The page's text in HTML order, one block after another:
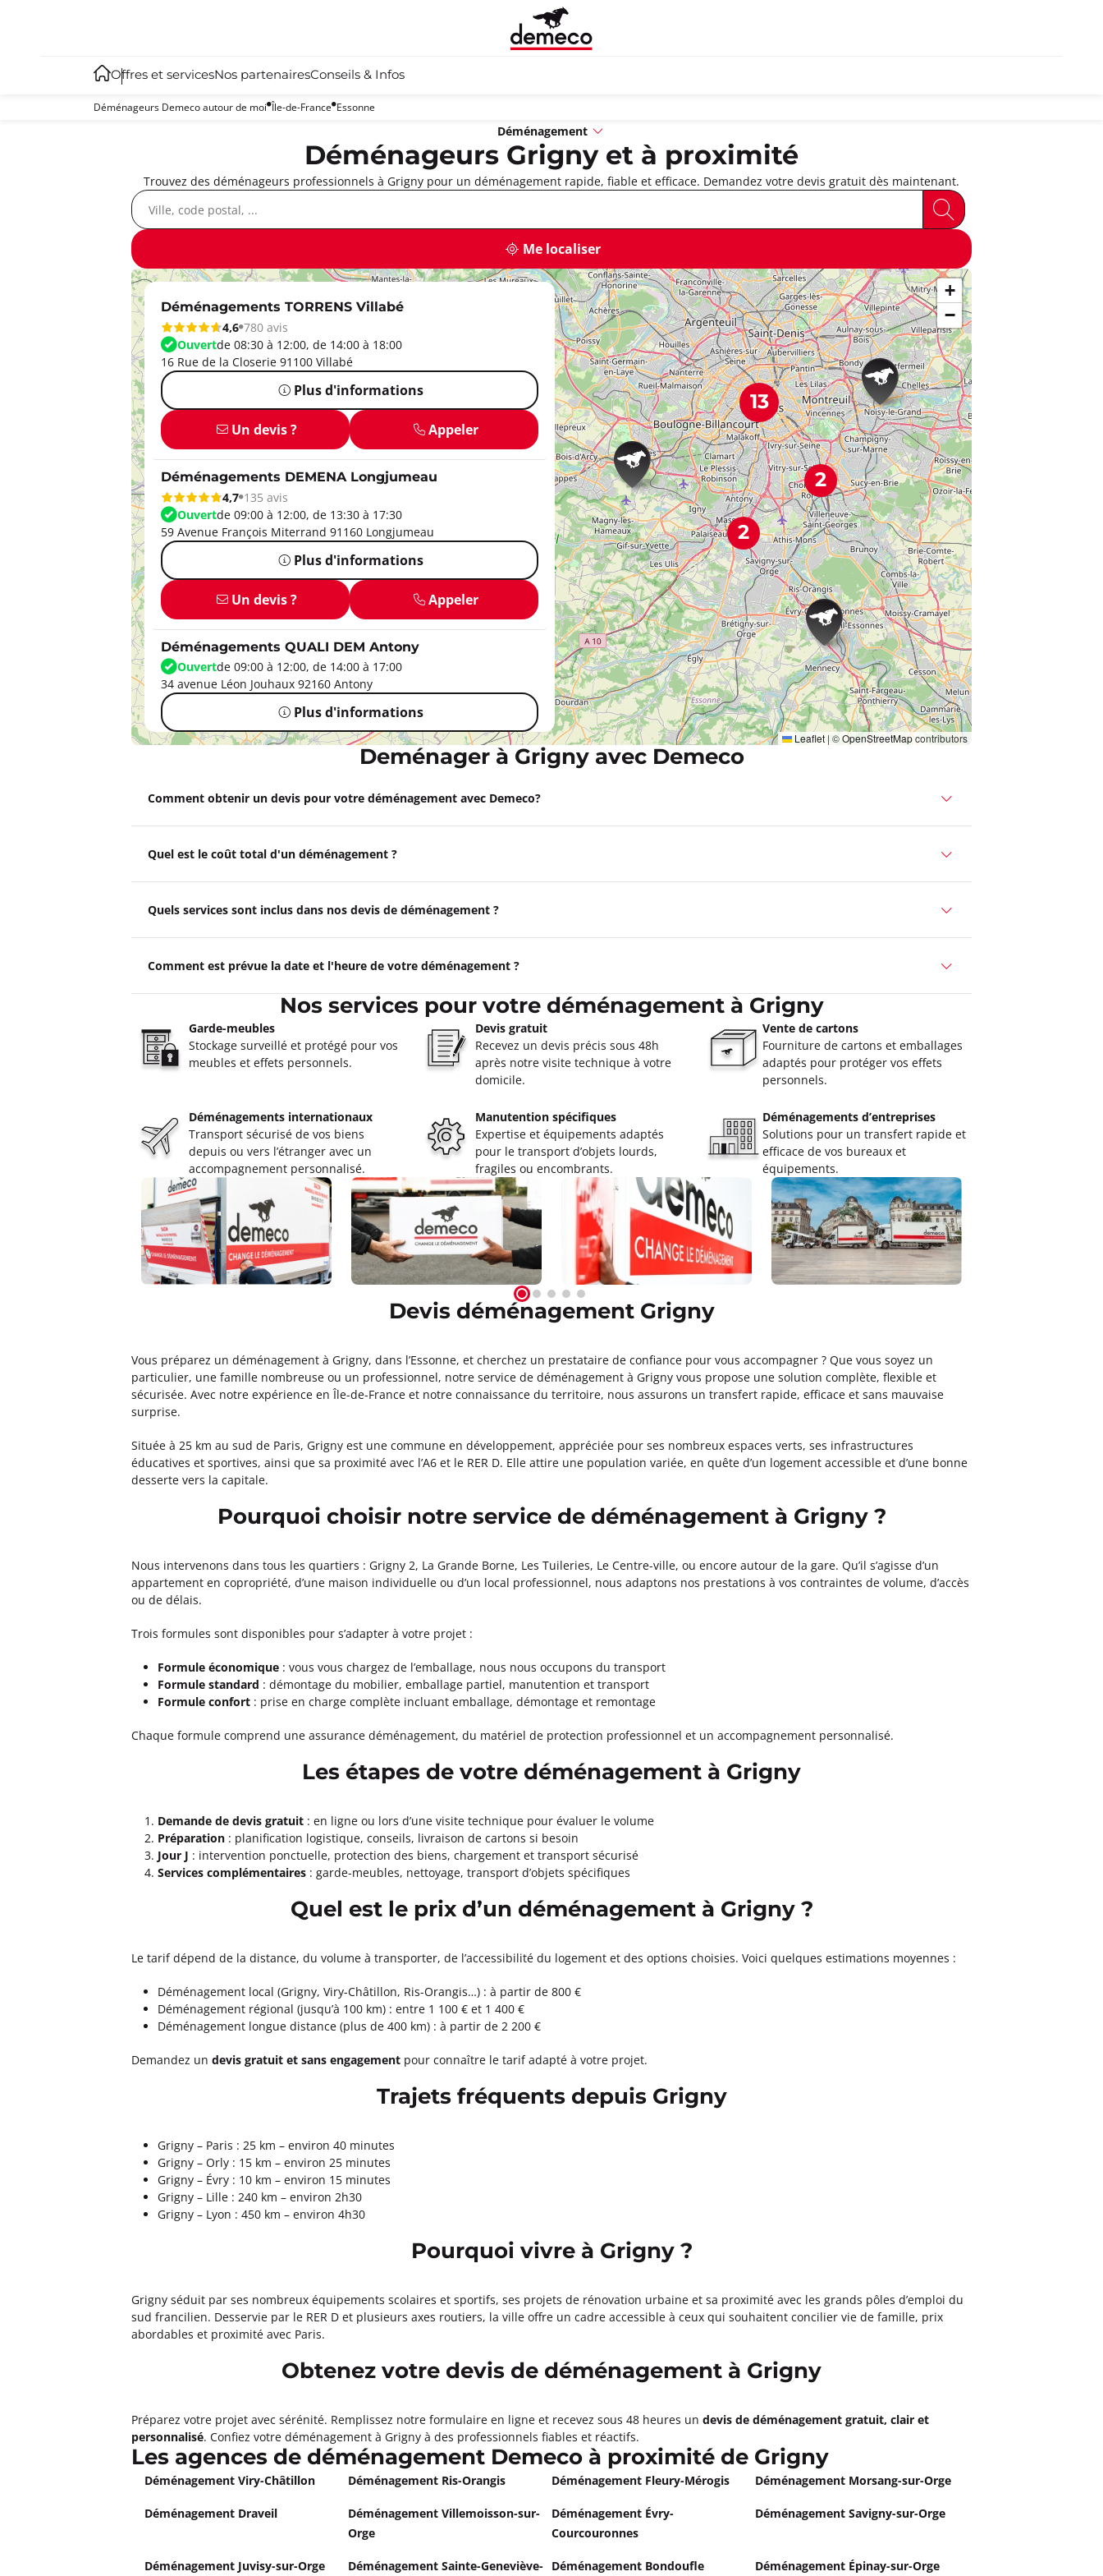
Offres et servicesNos partenairesConseils & Infos
Déménageurs Demeco autour de moi Île-de-France Essonne
Déménagement
Déménageurs Grigny et à proximité
Trouvez des déménageurs professionnels à Grigny pour un déménagement rapide, fiable et efficace. Demandez votre devis gratuit dès maintenant.
Me localiser
Déménagements TORRENS Villabé
4,6 780 avis
Ouvertde 08:30 à 12:00, de 14:00 à 18:00
16 Rue de la Closerie 91100 Villabé
Plus d'informations
Un devis ? Appeler
Déménagements DEMENA Longjumeau
4,7 135 avis
Ouvertde 09:00 à 12:00, de 13:30 à 17:30
59 Avenue François Miterrand 91160 Longjumeau
Plus d'informations
Un devis ? Appeler
Déménagements QUALI DEM Antony
Ouvertde 09:00 à 12:00, de 14:00 à 17:00
34 avenue Léon Jouhaux 92160 Antony
Plus d'informations
Appeler
Déménagements DMD Valenton
5, place Henri Moissan 94460 Valenton
Plus d'informations
Appeler
Déménagements TEILLOT Vitry
de 09:00 à 12:30, de 13:30 à 18:00
80 Rue de Seine 94400 Vitry-Sur-Seine
Plus d'informations
Déménagements DIDIER CHEVRIER Paris 13ème
4,6
161 avis
Ouvertde 09:00 à 12:00, de 14:00 à 18:00
90, boulevard Auguste Blanqui 75013 Paris
Plus d'informations
Un devis ? Appeler
Déménagements DMD Paris 12ème
65 Boulevard de Reuilly 75012 Paris
Plus d'informations
Déménagements SEEGMULLER Paris 14ème
218 boulevard Raspail 75014 Paris
Un devis ? Appeler
Déménagements QUALI DEM Paris 15ème
Ouvertde 08:30 à 12:00, de 14:00 à 17:30
3 rue De L'Amiral Roussin 75015 Paris
Plus d'informations
4,5 147 avis
Ouvertde 09:00 à 12:30, de 13:30 à 18:00
63 avenue Edouard vaillant 92100 Boulogne-Billancourt
Plus d'informations
Déménagements DIDIER CHEVRIER Paris 1er
4,8 40 avis
Ouvertde 09:00 à 12:00, de 14:00 à 18:00
2 Rue Jean Lantier 75001 Paris
Plus d'informations
Appeler
Déménagements TORRENS OUDINOT Paris 7ème
4,6
165 avis
Ouvertde 08:30 à 12:00, de 14:00 à 18:00
25 avenue De Tourville 75007 Paris
Plus d'informations
Appeler
Déménagements A LA VERSAILLAISE DE
DEMENAGEMENTS Buc
de 08:30 à 16:30
Plus d'informations
Un devis ? Appeler
4,9 106 avis
de 08:30 à 12:00, de 14:00 à 18:00
2
2
13
+
−
Leaflet | ©OpenStreetMapcontributors
Deménager à Grigny avec Demeco
Comment obtenir un devis pour votre déménagement avec Demeco?
Quel est le coût total d'un déménagement ?
Quels services sont inclus dans nos devis de déménagement ?
Comment est prévue la date et l'heure de votre déménagement ?
Nos services pour votre déménagement à Grigny
Garde-meubles
Stockage surveillé et protégé pour vos
meubles et effets personnels.
Devis gratuit
Recevez un devis précis sous 48h
après notre visite technique à votre
domicile.
Vente de cartons
Fourniture de cartons et emballages
adaptés pour protéger vos effets
personnels.
Déménagements internationaux
Transport sécurisé de vos biens
depuis ou vers l’étranger avec un
accompagnement personnalisé.
Manutention spécifiques
Expertise et équipements adaptés
pour le transport d’objets lourds,
fragiles ou encombrants.
Déménagements d’entreprises
Solutions pour un transfert rapide et
efficace de vos bureaux et
équipements.
Devis déménagement Grigny
Vous préparez un déménagement à Grigny, dans l’Essonne, et cherchez un prestataire de confiance pour vous accompagner ? Que vous soyez un
particulier, une famille nombreuse ou un professionnel, notre service de déménagement à Grigny vous propose une solution complète, flexible et
sécurisée. Avec notre expérience en Île-de-France et notre connaissance du territoire, nous assurons un transfert rapide, efficace et sans mauvaise
surprise.
Située à 25 km au sud de Paris, Grigny est une commune en développement, appréciée pour ses nombreux espaces verts, ses infrastructures
éducatives et sportives, ainsi que sa proximité avec l’A6 et le RER D. Elle attire une population variée, en quête d’un logement accessible et d’une bonne
desserte vers la capitale.
Pourquoi choisir notre service de déménagement à Grigny ?
Nous intervenons dans tous les quartiers : Grigny 2, La Grande Borne, Les Tuileries, Le Centre-ville, ou encore autour de la gare. Qu’il s’agisse d’un
appartement en copropriété, d’une maison individuelle ou d’un local professionnel, nous adaptons nos prestations à vos contraintes de volume, d’accès
ou de délais.
Trois formules sont disponibles pour s’adapter à votre projet :
Formule économique : vous vous chargez de l’emballage, nous nous occupons du transport
Formule standard : démontage du mobilier, emballage partiel, manutention et transport
Formule confort : prise en charge complète incluant emballage, démontage et remontage
Chaque formule comprend une assurance déménagement, du matériel de protection professionnel et un accompagnement personnalisé.
Les étapes de votre déménagement à Grigny
Demande de devis gratuit : en ligne ou lors d’une visite technique pour évaluer le volume
Préparation : planification logistique, conseils, livraison de cartons si besoin
Jour J : intervention ponctuelle, protection des biens, chargement et transport sécurisé
Services complémentaires : garde-meubles, nettoyage, transport d’objets spécifiques
Quel est le prix d’un déménagement à Grigny ?
Le tarif dépend de la distance, du volume à transporter, de l’accessibilité du logement et des options choisies. Voici quelques estimations moyennes :
Déménagement local (Grigny, Viry-Châtillon, Ris-Orangis…) : à partir de 800 €
Déménagement régional (jusqu’à 100 km) : entre 1 100 € et 1 400 €
Déménagement longue distance (plus de 400 km) : à partir de 2 200 €
Demandez un devis gratuit et sans engagement pour connaître le tarif adapté à votre projet.
Trajets fréquents depuis Grigny
Grigny – Paris : 25 km – environ 40 minutes
Grigny – Orly : 15 km – environ 25 minutes
Grigny – Évry : 10 km – environ 15 minutes
Grigny – Lille : 240 km – environ 2h30
Grigny – Lyon : 450 km – environ 4h30
Pourquoi vivre à Grigny ?
Grigny séduit par ses nombreux équipements scolaires et sportifs, ses projets de rénovation urbaine et sa proximité avec les grands pôles d’emploi du
sud francilien. Desservie par le RER D et plusieurs axes routiers, la ville offre un cadre accessible à ceux qui souhaitent concilier vie de famille, prix
abordables et proximité avec Paris.
Obtenez votre devis de déménagement à Grigny
Préparez votre projet avec sérénité. Remplissez notre formulaire en ligne et recevez sous 48 heures un devis de déménagement gratuit, clair et
personnalisé. Confiez votre déménagement à Grigny à des professionnels fiables et réactifs.
Les agences de déménagement Demeco à proximité de Grigny
Déménagement Viry-Châtillon Déménagement Ris-Orangis Déménagement Fleury-Mérogis Déménagement Morsang-sur-Orge
Déménagement Draveil
Déménagement Villemoisson-sur-
Orge
Déménagement Évry-
Courcouronnes
Déménagement Savigny-sur-Orge
Déménagement Juvisy-sur-Orge
Déménagement Sainte-Geneviève-
Déménagement Bondoufle Déménagement Épinay-sur-Orge